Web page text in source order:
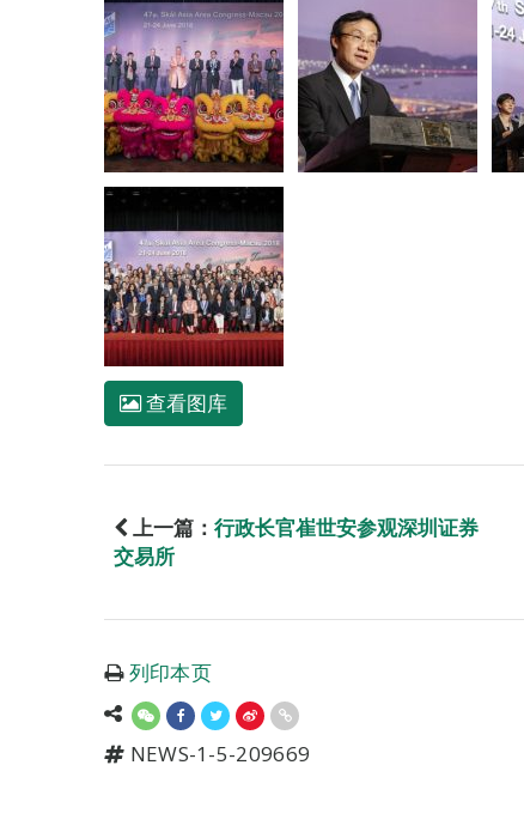
查看图库
上一篇： 行政长官崔世安参观深圳证券
交易所
列印本页
NEWS-1-5-209669